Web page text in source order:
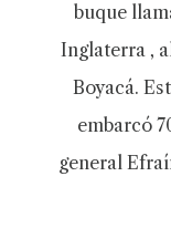
buque
Inglaterra ,
Boyacá.
embarcó
general